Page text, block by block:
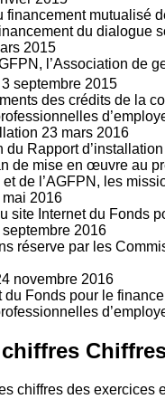
financement mutualisé
du dialogue
2015
l’Association de
3 septembre 2015
des crédits de la
23 mars 2016
du Rapport
de mise en œuvre au
de l’AGFPN, les
mai 2016
site Internet du Fonds
septembre 2016
réserve par les
novembre 2016
du Fonds pour le
chiffres des exercices